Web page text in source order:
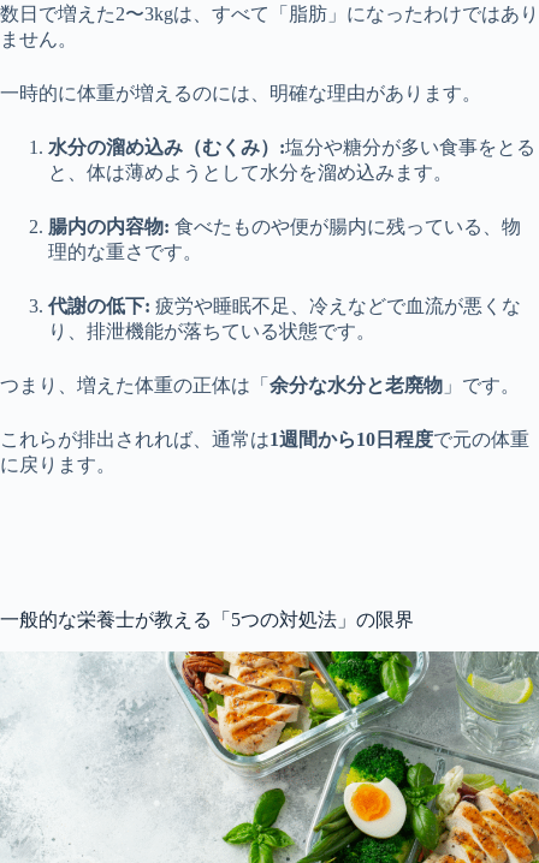
数日で増えた2〜3kgは、すべて「脂肪」になったわけではあり
ません。
一時的に体重が増えるのには、明確な理由があります。
水分の溜め込み（むくみ）:塩分や糖分が多い食事をとる
と、体は薄めようとして水分を溜め込みます。
腸内の内容物: 食べたものや便が腸内に残っている、物
理的な重さです。
代謝の低下: 疲労や睡眠不足、冷えなどで血流が悪くな
り、排泄機能が落ちている状態です。
つまり、増えた体重の正体は「 余分な水分と老廃物 」です。
これらが排出されれば、通常は1週間から10日程度で元の体重
に戻ります。
一般的な栄養士が教える「5つの対処法」の限界